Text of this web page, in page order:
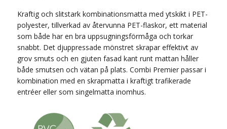
Kraftig och slitstark kombinationsmatta med ytskikt i PET-
polyester, tillverkad av återvunna PET-flaskor, ett material
som både har en bra uppsugningsförmåga och torkar
snabbt. Det djuppressade mönstret skrapar effektivt av
grov smuts och en gjuten fasad kant runt mattan håller
både smutsen och vätan på plats. Combi Premier passar i
kombination med en skrapmatta i kraftigt trafikerade
entréer eller som singelmatta inomhus.